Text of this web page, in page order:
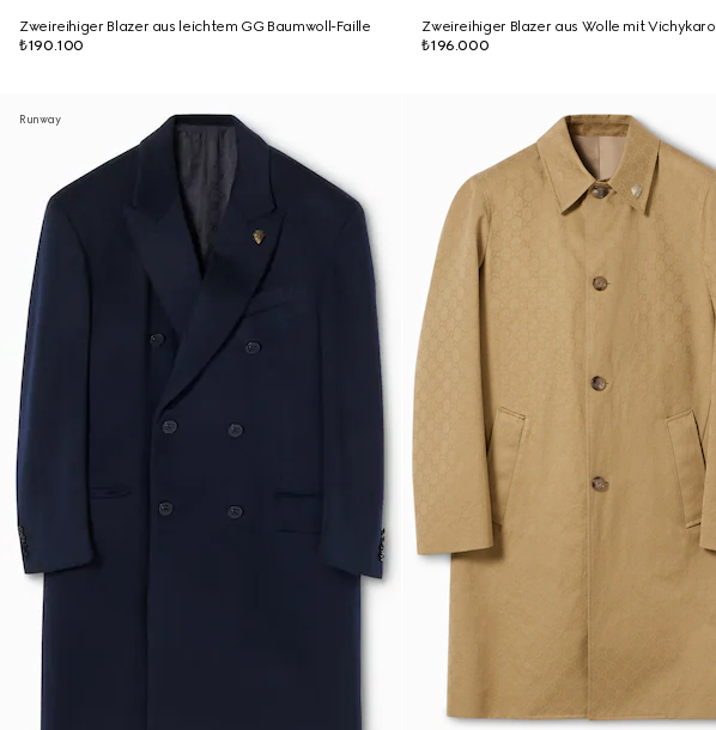
Zweireihiger Blazer aus leichtem GG Baumwoll-Faille
₺190.100
Zweireihiger Blazer aus Wolle mit Vichykaro
₺196.000
Runway